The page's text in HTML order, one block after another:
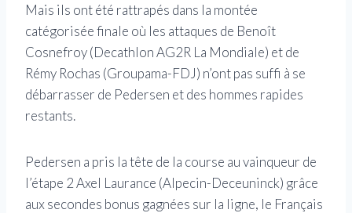
Mais ils ont été rattrapés dans la montée
catégorisée finale où les attaques de Benoît
Cosnefroy (Decathlon AG2R La Mondiale) et de
Rémy Rochas (Groupama-FDJ) n’ont pas suffi à se
débarrasser de Pedersen et des hommes rapides
restants.
Pedersen a pris la tête de la course au vainqueur de
l’étape 2 Axel Laurance (Alpecin-Deceuninck) grâce
aux secondes bonus gagnées sur la ligne, le Français